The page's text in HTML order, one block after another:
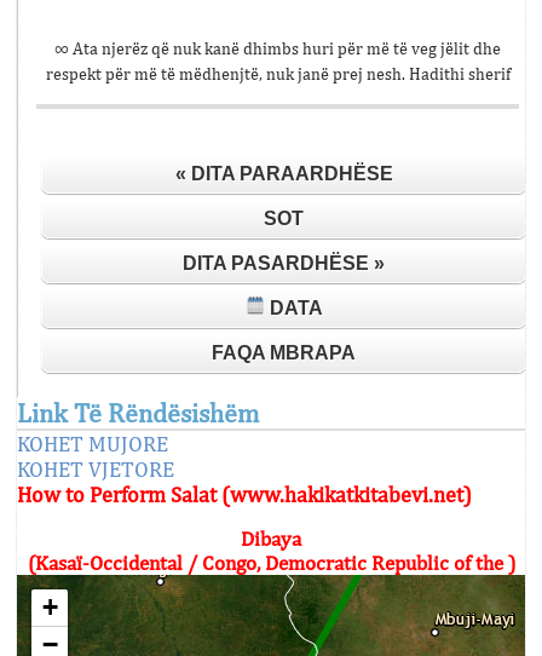
∞ Ata njerëz që nuk kanë dhimbs huri për më të veg jëlit dhe
respekt për më të mëdhenjtë, nuk janë prej nesh. Hadithi sherif
« DITA PARAARDHËSE
SOT
DITA PASARDHËSE »
DATA
FAQA MBRAPA
Link Të Rëndësishëm
KOHET MUJORE
KOHET VJETORE
How to Perform Salat (www.hakikatkitabevi.net)
Dibaya
(Kasaï-Occidental / Congo, Democratic Republic of the )
+
−